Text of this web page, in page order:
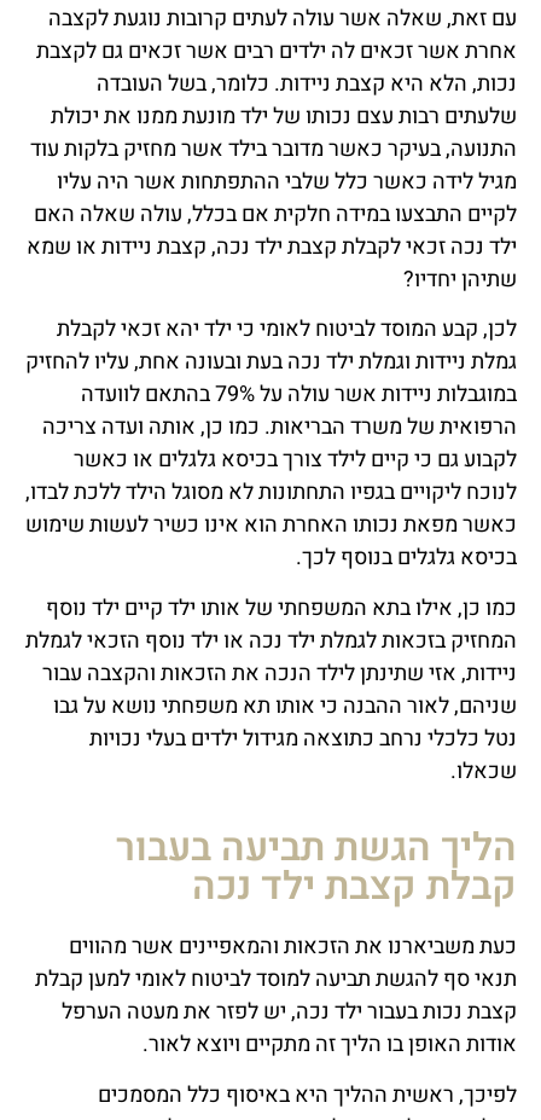
עם זאת, שאלה אשר עולה לעתים קרובות נוגעת לקצבה
אחרת אשר זכאים לה ילדים רבים אשר זכאים גם לקצבת
נכות, הלא היא קצבת ניידות. כלומר, בשל העובדה
שלעתים רבות עצם נכותו של ילד מונעת ממנו את יכולת
התנועה, בעיקר כאשר מדובר בילד אשר מחזיק בלקות עוד
מגיל לידה כאשר כלל שלבי ההתפתחות אשר היה עליו
לקיים התבצעו במידה חלקית אם בכלל, עולה שאלה האם
ילד נכה זכאי לקבלת קצבת ילד נכה, קצבת ניידות או שמא
שתיהן יחדיו?
לכן, קבע המוסד לביטוח לאומי כי ילד יהא זכאי לקבלת
גמלת ניידות וגמלת ילד נכה בעת ובעונה אחת, עליו להחזיק
במוגבלות ניידות אשר עולה על 79% בהתאם לוועדה
הרפואית של משרד הבריאות. כמו כן, אותה ועדה צריכה
לקבוע גם כי קיים לילד צורך בכיסא גלגלים או כאשר
לנוכח ליקויים בגפיו התחתונות לא מסוגל הילד ללכת לבדו,
כאשר מפאת נכותו האחרת הוא אינו כשיר לעשות שימוש
בכיסא גלגלים בנוסף לכך.
כמו כן, אילו בתא המשפחתי של אותו ילד קיים ילד נוסף
המחזיק בזכאות לגמלת ילד נכה או ילד נוסף הזכאי לגמלת
ניידות, אזי שתינתן לילד הנכה את הזכאות והקצבה עבור
שניהם, לאור ההבנה כי אותו תא משפחתי נושא על גבו
נטל כלכלי נרחב כתוצאה מגידול ילדים בעלי נכויות
שכאלו.
הליך הגשת תביעה בעבור
קבלת קצבת ילד נכה
כעת משביארנו את הזכאות והמאפיינים אשר מהווים
תנאי סף להגשת תביעה למוסד לביטוח לאומי למען קבלת
קצבת נכות בעבור ילד נכה, יש לפזר את מעטה הערפל
אודות האופן בו הליך זה מתקיים ויוצא לאור.
לפיכך, ראשית ההליך היא באיסוף כלל המסמכים